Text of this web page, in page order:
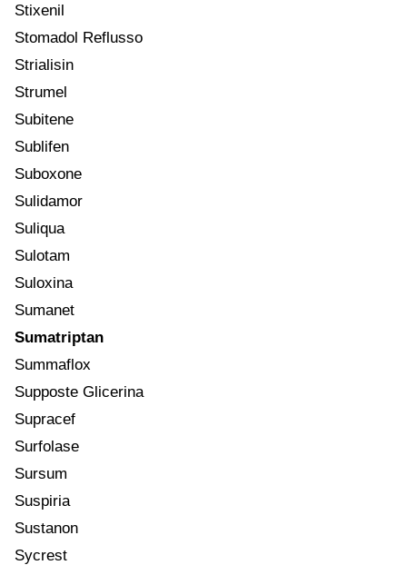
Stixenil
Stomadol Reflusso
Strialisin
Strumel
Subitene
Sublifen
Suboxone
Sulidamor
Suliqua
Sulotam
Suloxina
Sumanet
Sumatriptan
Summaflox
Supposte Glicerina
Supracef
Surfolase
Sursum
Suspiria
Sustanon
Sycrest